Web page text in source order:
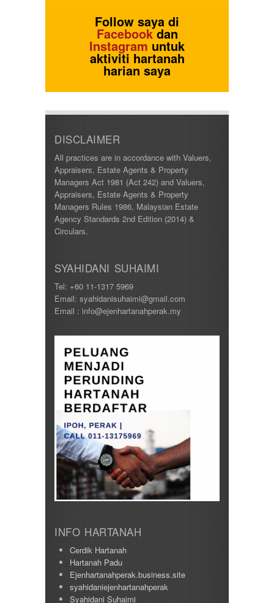
Follow saya di
Facebookdan
Instagram untuk
aktiviti hartanah
harian saya
DISCLAIMER
All practices are in accordance with Valuers,
Appraisers, Estate Agents & Property
Managers Act 1981 (Act 242) and Valuers,
Appraisers, Estate Agents & Property
Managers Rules 1986, Malaysian Estate
Agency Standards 2nd Edition (2014) &
Circulars.
SYAHIDANI SUHAIMI
Tel: +60 11-1317 5969
Email: syahidanisuhaimi@gmail.com
Email : info@ejenhartanahperak.my
INFO HARTANAH
Cerdik Hartanah
Hartanah Padu
Ejenhartanahperak.business.site
syahidaniejenhartanahperak
Syahidani Suhaimi